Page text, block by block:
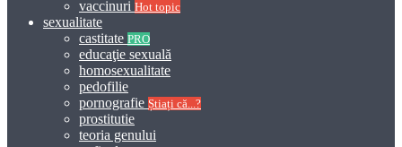
vaccinuri Hot topic
sexualitate
castitate PRO
educaţie sexuală
homosexualitate
pedofilie
pornografie Știați că...?
prostitutie
teoria genului